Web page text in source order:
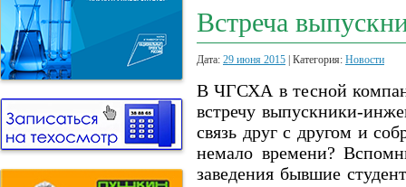
Встреча
Дата: 29 июня 2015 | Категория: Новости
В ЧГСХА в тесной
встречу выпускники-
связь друг с другом и
немало времени?
заведения бывшие